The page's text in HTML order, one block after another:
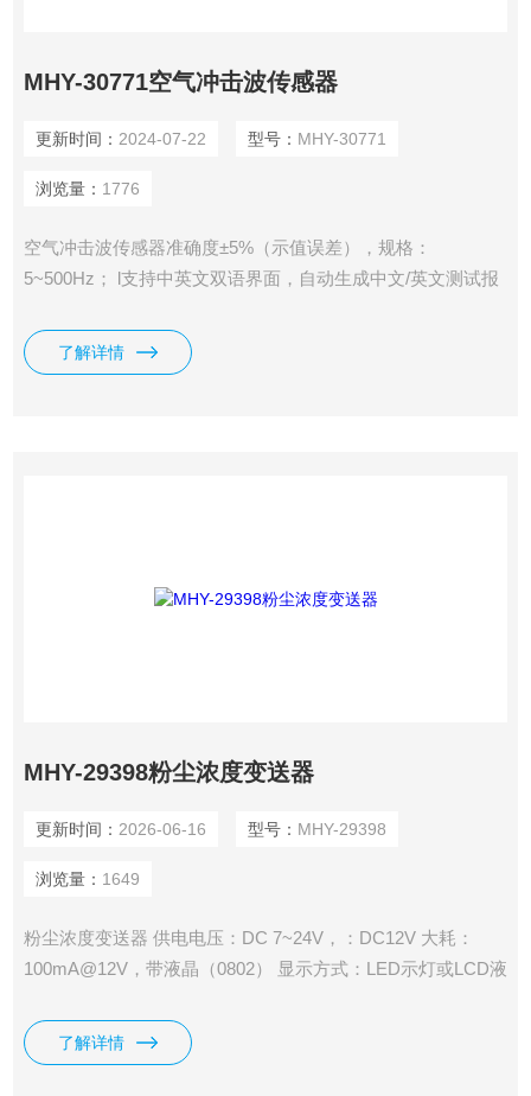
MHY-30771空气冲击波传感器
更新时间： 2024-07-22 型号： MHY-30771
浏览量： 1776
空气冲击波传感器准确度±5%（示值误差），规格：
5~500Hz； l支持中英文双语界面，自动生成中文/英文测试报
冲击波200KPa； l频响：标配振动速度X、Y、Z：5~500Hz，
选配振动加速度：0~1000Hz； l显示方式：全中文液晶屏显
了解详情
MHY-29398粉尘浓度变送器
更新时间： 2026-06-16 型号： MHY-29398
浏览量： 1649
粉尘浓度变送器 供电电压：DC 7~24V，：DC12V 大耗：
100mA@12V，带液晶（0802） 显示方式：LED示灯或LCD液
信协议：MODBUS RTU
了解详情